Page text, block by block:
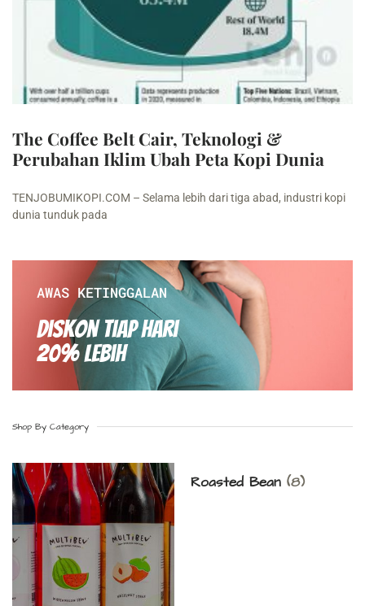
The Coffee Belt Cair, Teknologi &
Perubahan Iklim Ubah Peta Kopi Dunia
TENJOBUMIKOPI.COM – Selama lebih dari tiga abad, industri kopi
dunia tunduk pada
AWAS KETINGGALAN
Diskon Tiap hari
20% Lebih
Shop By Category
Roasted Bean (8)